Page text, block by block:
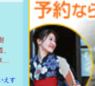
えす